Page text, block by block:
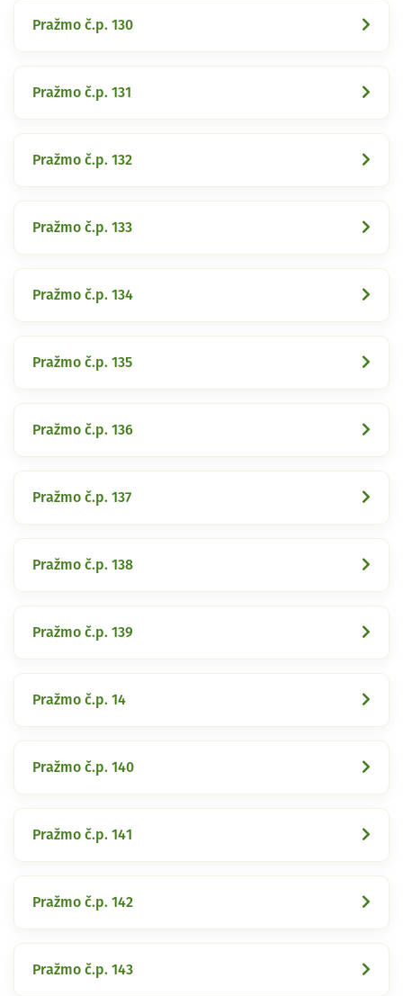
Pražmo č.p. 130
Pražmo č.p. 131
Pražmo č.p. 132
Pražmo č.p. 133
Pražmo č.p. 134
Pražmo č.p. 135
Pražmo č.p. 136
Pražmo č.p. 137
Pražmo č.p. 138
Pražmo č.p. 139
Pražmo č.p. 14
Pražmo č.p. 140
Pražmo č.p. 141
Pražmo č.p. 142
Pražmo č.p. 143